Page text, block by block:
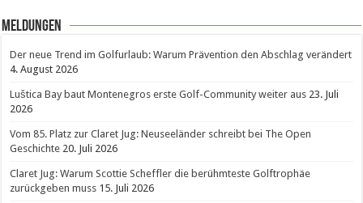
Meldungen
Der neue Trend im Golfurlaub: Warum Prävention den Abschlag verändert
4. August 2026
Luštica Bay baut Montenegros erste Golf-Community weiter aus 23. Juli
2026
Vom 85. Platz zur Claret Jug: Neuseeländer schreibt bei The Open
Geschichte 20. Juli 2026
Claret Jug: Warum Scottie Scheffler die berühmteste Golftrophäe
zurückgeben muss 15. Juli 2026